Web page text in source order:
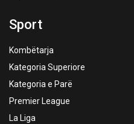
Sport
Kombëtarja
Kategoria Superiore
Kategoria e Parë
Premier League
La Liga